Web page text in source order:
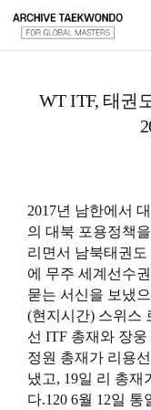
WT ITF, 태권
2017년 남한에서
의 대북 포용정책
리면서 남북태권
에 무주 세계선수
묻는 서신을 보냈
(현지시간) 스위스
선 ITF 총재와 장웅
정원 총재가 리용
냈고, 19일 리 총재
다.120 6월 12일